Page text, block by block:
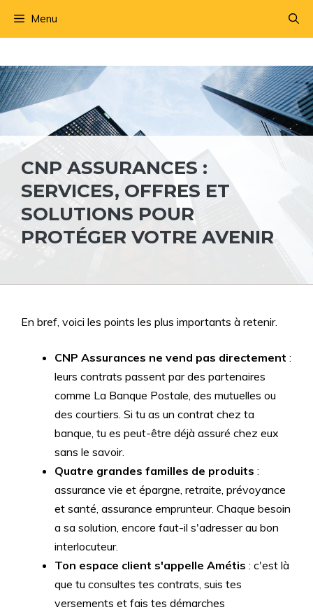
Menu
CNP ASSURANCES :
SERVICES, OFFRES ET
SOLUTIONS POUR
PROTÉGER VOTRE AVENIR
En bref, voici les points les plus importants à retenir.
CNP Assurances ne vend pas directement :
leurs contrats passent par des partenaires
comme La Banque Postale, des mutuelles ou
des courtiers. Si tu as un contrat chez ta
banque, tu es peut-être déjà assuré chez eux
sans le savoir.
Quatre grandes familles de produits :
assurance vie et épargne, retraite, prévoyance
et santé, assurance emprunteur. Chaque besoin
a sa solution, encore faut-il s'adresser au bon
interlocuteur.
Ton espace client s'appelle Amétis : c'est là
que tu consultes tes contrats, suis tes
versements et fais tes démarches